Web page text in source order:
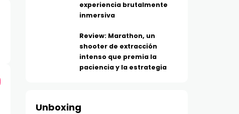
experiencia brutalmente
inmersiva
Review: Marathon, un
shooter de extracción
intenso que premia la
paciencia y la estrategia
Unboxing